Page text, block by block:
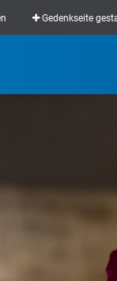
Gedenkseite